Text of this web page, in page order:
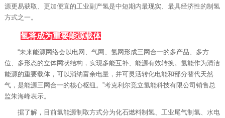
源更易获取、更加便宜的工业副产氢是中短期内最现实、最具经济性的制氢
方式之一。
氢将成为重要能源载体
“未来能源网络会以电网、气网、氢网形成三网合一的多产品、多方
位、多形态的立体网状结构，实现多能互补、能源有效转换。氢能作为清洁
能源的重要载体，可以消纳富余电量，并可灵活转化电能和部分替代天然
气，是能源三网合一的核心枢纽。”考克利尔竞立氢能科技有限公司销售总
监朱海峰表示。
据了解，目前氢能源制取方式分为化石燃料制氢、工业尾气制氢、水电